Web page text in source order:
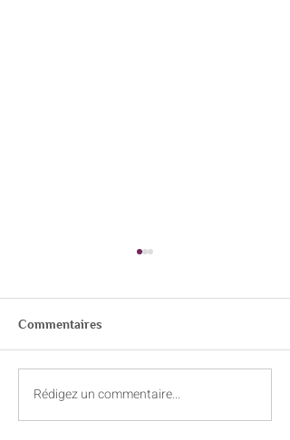
Le souffle : un allié discret
Commentaires
Rédigez un commentaire...